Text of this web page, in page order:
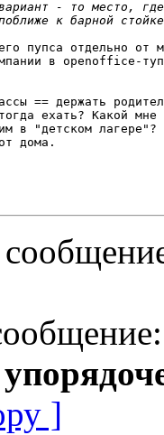
пупса отдельно
в openoffice-
== держать
ехать? Какой
в "детском
дома.
]